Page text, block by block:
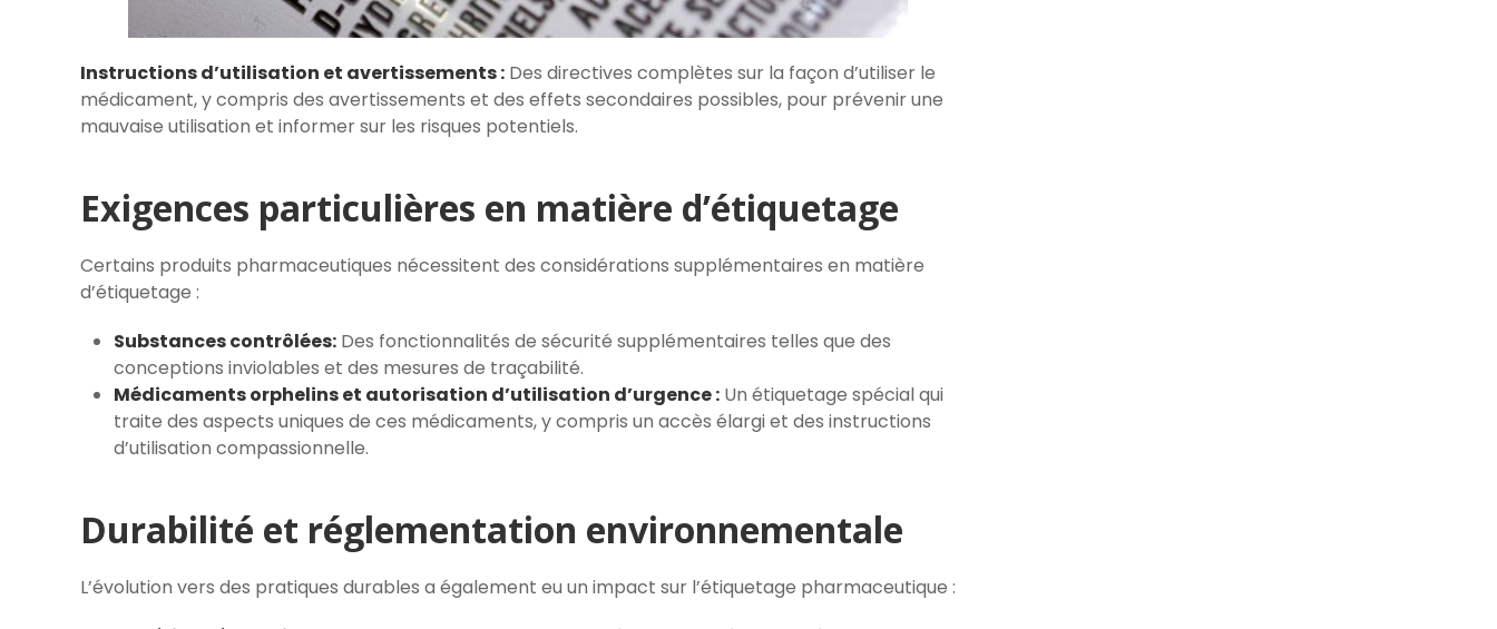
Instructions d’utilisation et avertissements : Des directives complètes sur la façon d’utiliser le
médicament, y compris des avertissements et des effets secondaires possibles, pour prévenir une
mauvaise utilisation et informer sur les risques potentiels.
Exigences particulières en matière d’étiquetage
Certains produits pharmaceutiques nécessitent des considérations supplémentaires en matière
d’étiquetage :
Substances contrôlées: Des fonctionnalités de sécurité supplémentaires telles que des
conceptions inviolables et des mesures de traçabilité.
Médicaments orphelins et autorisation d’utilisation d’urgence : Un étiquetage spécial qui
traite des aspects uniques de ces médicaments, y compris un accès élargi et des instructions
d’utilisation compassionnelle.
Durabilité et réglementation environnementale
L’évolution vers des pratiques durables a également eu un impact sur l’étiquetage pharmaceutique :